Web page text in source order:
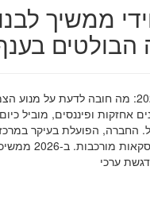
ממשיך
מאיר דוידי ב-2026: מה חובה
אחזקות ופיננסים, מוביל
החברה, הפועלת בעיקר
מגורים